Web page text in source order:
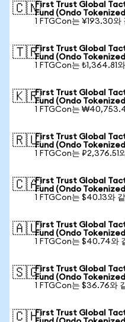
🇨🇳First Trust Global
Fund (Ondo
1 FTGCon는 ¥193.30와
🇹🇷First Trust Global
Fund (Ondo
1 FTGCon는 ₺1,364.81
🇰🇷First Trust Global
Fund (Ondo
1 FTGCon는
🇷🇺First Trust Global
Fund (Ondo
1 FTGCon는 ₽2,376.51
🇨🇦First Trust Global
Fund (Ondo
1 FTGCon는 $40.13와
🇦🇺First Trust Global
Fund (Ondo
1 FTGCon는 $40.74와
🇸🇬First Trust Global
Fund (Ondo
1 FTGCon는 $36.76와
🇨🇭First Trust Global